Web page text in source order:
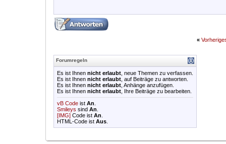
«
Forumregeln
Es ist Ihnen nicht erlaubt , neue Themen zu verfassen.
Es ist Ihnen nicht erlaubt , auf Beiträge zu antworten.
Es ist Ihnen nicht erlaubt , Anhänge anzufügen.
Es ist Ihnen nicht erlaubt , Ihre Beiträge zu bearbeiten.
vB Code ist An
Smileys sind An
[IMG] Code ist An
HTML-Code ist Aus